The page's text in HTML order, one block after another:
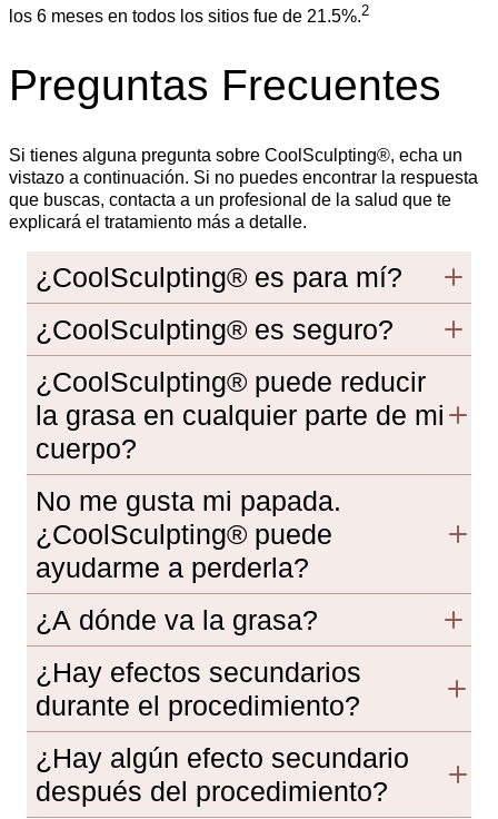
los 6 meses en todos los sitios fue de 21.5%.2
Preguntas Frecuentes
Si tienes alguna pregunta sobre CoolSculpting®, echa un
vistazo a continuación. Si no puedes encontrar la respuesta
que buscas, contacta a un profesional de la salud que te
explicará el tratamiento más a detalle.
¿CoolSculpting® es para mí?
¿CoolSculpting® es seguro?
¿CoolSculpting® puede reducir
la grasa en cualquier parte de mi
cuerpo?
No me gusta mi papada.
¿CoolSculpting® puede
ayudarme a perderla?
¿A dónde va la grasa?
¿Hay efectos secundarios
durante el procedimiento?
¿Hay algún efecto secundario
después del procedimiento?